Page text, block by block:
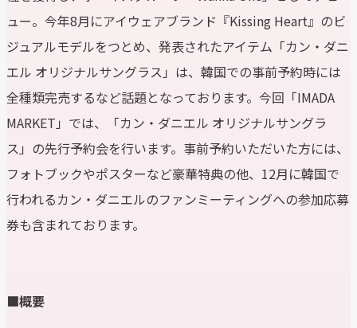
ュー。今年8月にアイウェアブランド『Kissing Heart』のビ
ジュアルモデルをつとめ、発表されたアイテム「カン・ダニ
エル オリジナルサングラス」は、韓国での事前予約時には
全種類完売するなど話題となっております。今回「IMADA
MARKET」では、「カン・ダニエル オリジナルサングラ
ス」の先行予約会を行います。事前予約いただいた方には、
フォトブックやポスターなど豪華特典の他、12月に韓国で
行われるカン・ダニエルのファンミーティングへの参加応募
券も含まれております。
■概要